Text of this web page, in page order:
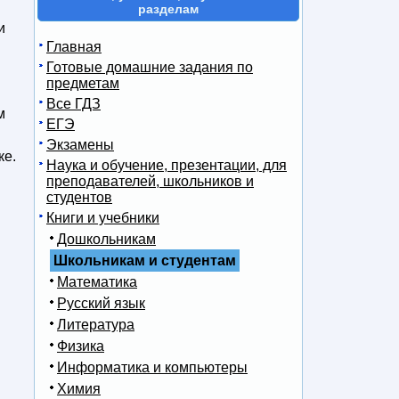
разделам
Главная
Готовые домашние задания по
предметам
Все ГДЗ
ЕГЭ
Экзамены
Наука и обучение, презентации, для
преподавателей, школьников и
студентов
Книги и учебники
Дошкольникам
Школьникам и студентам
Математика
Русский язык
Литература
Физика
Информатика и компьютеры
Химия